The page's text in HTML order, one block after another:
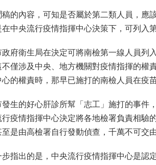
的內容，可知是否屬於第二類人員，應
在中央流行疫情指揮中心決策下，可列入
政府衛生局在決定可將南檢第一線人員列
不僅涉及中央、地方機關對疫情指揮的權
的權責時，那早已施打的南檢人員在疫
發生的好心肝診所幫「志工」施打的事件
行疫情指揮中心決定將各地檢署負責相
是由高檢署自行發動偵查，千萬不可交
指出的是，中央流行疫情指揮中心是認